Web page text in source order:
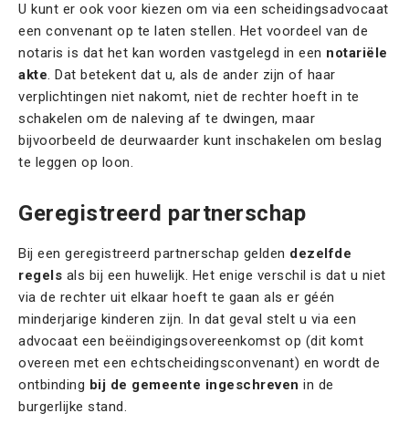
U kunt er ook voor kiezen om via een scheidingsadvocaat
een convenant op te laten stellen. Het voordeel van de
notaris is dat het kan worden vastgelegd in een notariële
akte. Dat betekent dat u, als de ander zijn of haar
verplichtingen niet nakomt, niet de rechter hoeft in te
schakelen om de naleving af te dwingen, maar
bijvoorbeeld de deurwaarder kunt inschakelen om beslag
te leggen op loon.
Geregistreerd partnerschap
Bij een geregistreerd partnerschap gelden dezelfde
regels als bij een huwelijk. Het enige verschil is dat u niet
via de rechter uit elkaar hoeft te gaan als er géén
minderjarige kinderen zijn. In dat geval stelt u via een
advocaat een beëindigingsovereenkomst op (dit komt
overeen met een echtscheidingsconvenant) en wordt de
ontbinding bij de gemeente ingeschreven in de
burgerlijke stand.